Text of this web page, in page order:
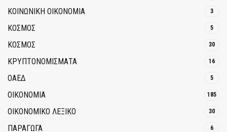
ΚΟΙΝΩΝΙΚΉ ΟΙΚΟΝΟΜΊΑ 3
ΚΟΣΜΟΣ 5
ΚΟΣΜΟΣ 30
ΚΡΥΠΤΟΝΟΜΊΣΜΑΤΑ 16
ΟΑΕΔ 5
ΟΙΚΟΝΟΜΙΑ 185
ΟΙΚΟΝΟΜΙΚΟ ΛΕΞΙΚΟ 30
ΠΑΡΑΓΩΓΑ 6